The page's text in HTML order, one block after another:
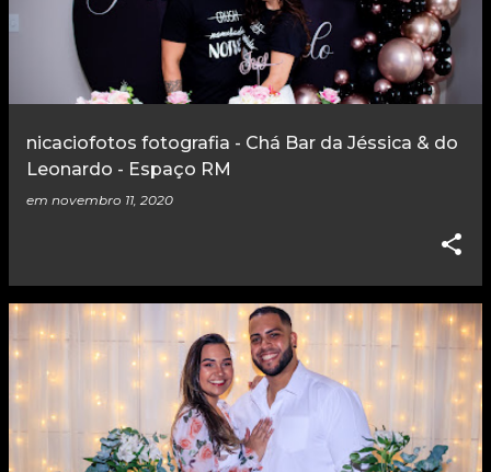
nicaciofotos fotografia - Chá Bar da Jéssica & do
Leonardo - Espaço RM
em novembro 11, 2020